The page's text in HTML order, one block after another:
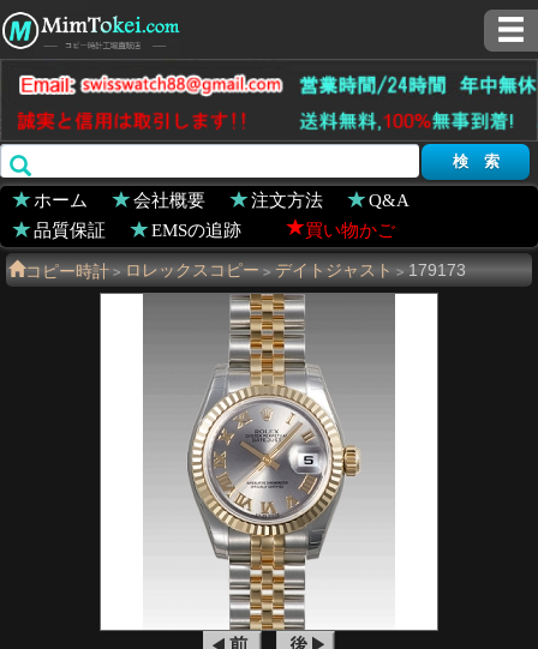
ホーム 会社概要 注文方法
Q&A
品質保証
EMSの追跡 買い物かご
コピー時計 > ロレックスコピー > デイトジャスト > 179173